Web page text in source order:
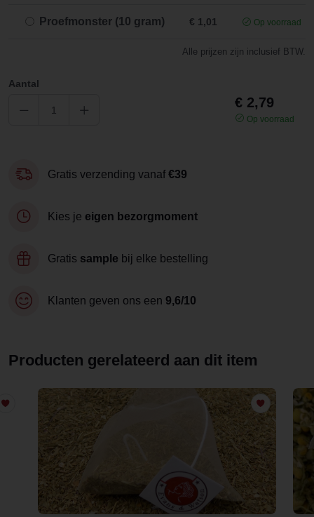
Proefmonster (10 gram) € 1,01 Op voorraad
Alle prijzen zijn inclusief BTW.
Aantal
€ 2,79
Op voorraad
Gratis verzending vanaf €39
Kies je eigen bezorgmoment
Gratis sample bij elke bestelling
Klanten geven ons een 9,6/10
Producten gerelateerd aan dit item